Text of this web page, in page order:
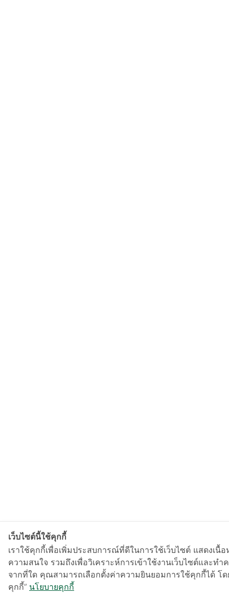
เว็บไซต์นี้ใช้คุกกี้
เราใช้คุกกี้เพื่อเพิ่มประสบการณ์ที่ดีในการใช้เว็บไซต์ แสดงเ
ความสนใจ รวมถึงเพื่อวิเคราะห์การเข้าใช้งานเว็บไซต์และทำ
จากที่ใด คุณสามารถเลือกตั้งค่าความยินยอมการใช้คุกกี้ได้ โด
คุกกี้” นโยบายคุกกี้